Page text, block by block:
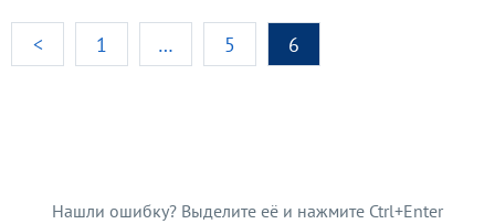
< 1 … 5 6
Нашли ошибку? Выделите её и нажмите Ctrl+Enter